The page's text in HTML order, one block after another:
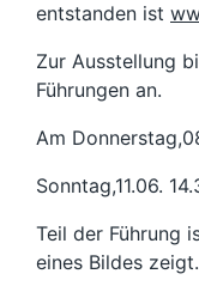
entstanden ist
Zur Ausstellung
Führungen an.
Am
Sonntag,11.06.
Teil der Führung
eines Bildes zeigt.